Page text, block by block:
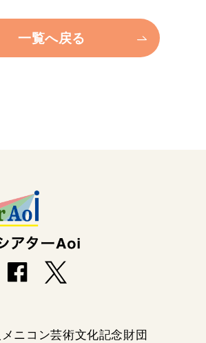
一覧へ戻る
ニコン芸術文化記念財団